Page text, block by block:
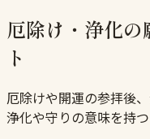
厄除け・浄化
ト
厄除けや開運の参拝後
浄化や守りの意味を持